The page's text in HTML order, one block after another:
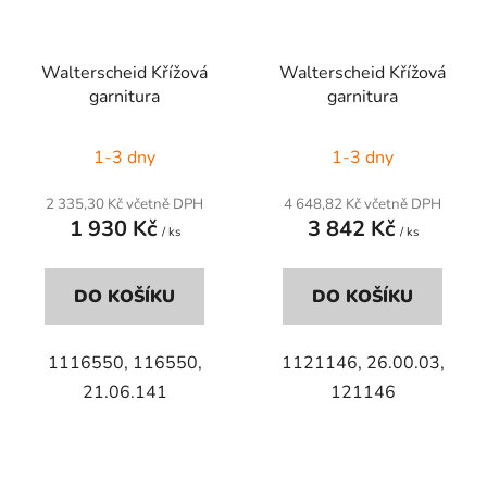
Walterscheid Křížová
garnitura
1-3 dny
2 335,30 Kč včetně DPH
1 930 Kč / ks
DO KOŠÍKU
1116550, 116550,
21.06.141
Walterscheid Křížová
garnitura
1-3 dny
4 648,82 Kč včetně DPH
3 842 Kč / ks
DO KOŠÍKU
1121146, 26.00.03,
121146